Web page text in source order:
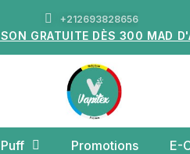
+212693828656
GRATUITE DÈS 300 MAD
Puff Promotions E-